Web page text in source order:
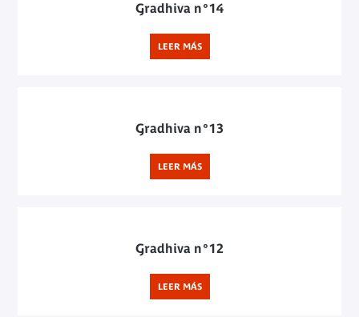
Gradhiva n°14
LEER MÁS
Gradhiva n°13
LEER MÁS
Gradhiva n°12
LEER MÁS